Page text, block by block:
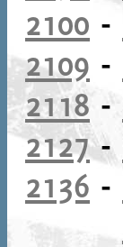
2100 -
2109 -
2118-
2127-
2136 -